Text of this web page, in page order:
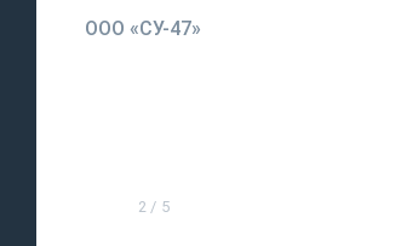
ООО «СУ-47»
2 / 5